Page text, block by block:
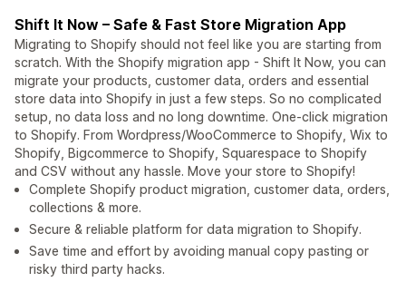
Shift It Now – Safe & Fast Store Migration App
Migrating to Shopify should not feel like you are starting from
scratch. With the Shopify migration app - Shift It Now, you can
migrate your products, customer data, orders and essential
store data into Shopify in just a few steps. So no complicated
setup, no data loss and no long downtime. One-click migration
to Shopify. From Wordpress/WooCommerce to Shopify, Wix to
Shopify, Bigcommerce to Shopify, Squarespace to Shopify
and CSV without any hassle. Move your store to Shopify!
Complete Shopify product migration, customer data, orders,
collections & more.
Secure & reliable platform for data migration to Shopify.
Save time and effort by avoiding manual copy pasting or
risky third party hacks.